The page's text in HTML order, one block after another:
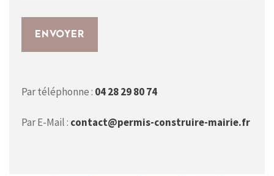
Par téléphonne : 04 28 29 80 74
Par E-Mail : contact@permis-construire-mairie.fr